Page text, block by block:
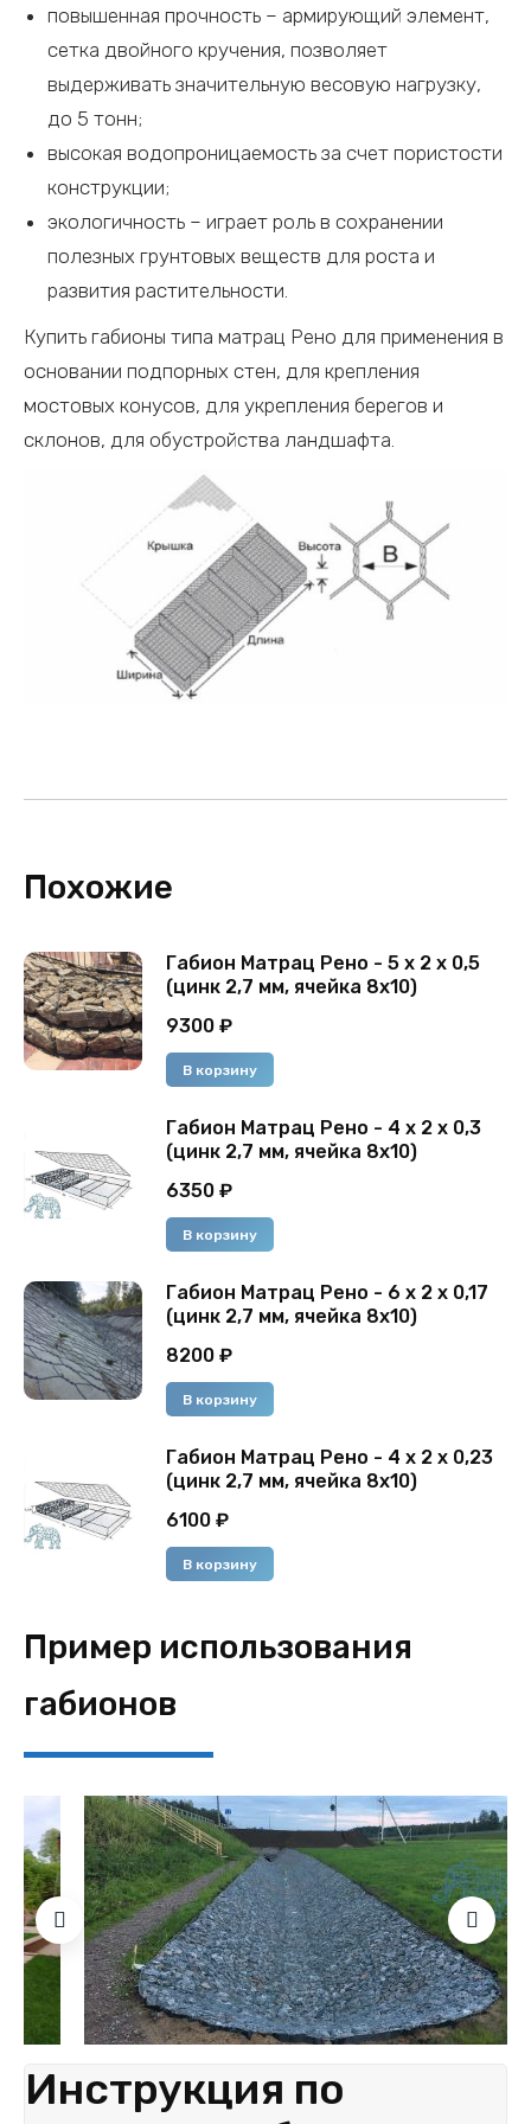
повышенная прочность – армирующий элемент,
сетка двойного кручения, позволяет
выдерживать значительную весовую нагрузку,
до 5 тонн;
высокая водопроницаемость за счет пористости
конструкции;
экологичность – играет роль в сохранении
полезных грунтовых веществ для роста и
развития растительности.
Купить габионы типа матрац Рено для применения в
основании подпорных стен, для крепления
мостовых конусов, для укрепления берегов и
склонов, для обустройства ландшафта.
Похожие
Габион Матрац Рено - 5 х 2 х 0,5
(цинк 2,7 мм, ячейка 8х10)
9300 ₽
В корзину
Габион Матрац Рено - 4 х 2 х 0,3
(цинк 2,7 мм, ячейка 8х10)
6350 ₽
В корзину
Габион Матрац Рено - 6 х 2 х 0,17
(цинк 2,7 мм, ячейка 8х10)
8200 ₽
В корзину
Габион Матрац Рено - 4 х 2 х 0,23
(цинк 2,7 мм, ячейка 8х10)
6100 ₽
В корзину
Пример использования
габионов
Инструкция по